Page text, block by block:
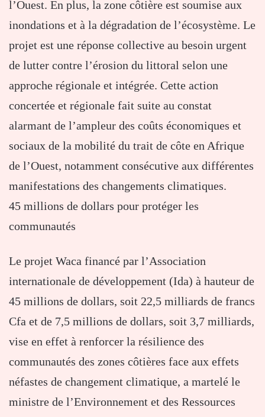
l’Ouest. En plus, la zone côtière est soumise aux
inondations et à la dégradation de l’écosystème. Le
projet est une réponse collective au besoin urgent
de lutter contre l’érosion du littoral selon une
approche régionale et intégrée. Cette action
concertée et régionale fait suite au constat
alarmant de l’ampleur des coûts économiques et
sociaux de la mobilité du trait de côte en Afrique
de l’Ouest, notamment consécutive aux différentes
manifestations des changements climatiques.
45 millions de dollars pour protéger les
communautés
Le projet Waca financé par l’Association
internationale de développement (Ida) à hauteur de
45 millions de dollars, soit 22,5 milliards de francs
Cfa et de 7,5 millions de dollars, soit 3,7 milliards,
vise en effet à renforcer la résilience des
communautés des zones côtières face aux effets
néfastes de changement climatique, a martelé le
ministre de l’Environnement et des Ressources